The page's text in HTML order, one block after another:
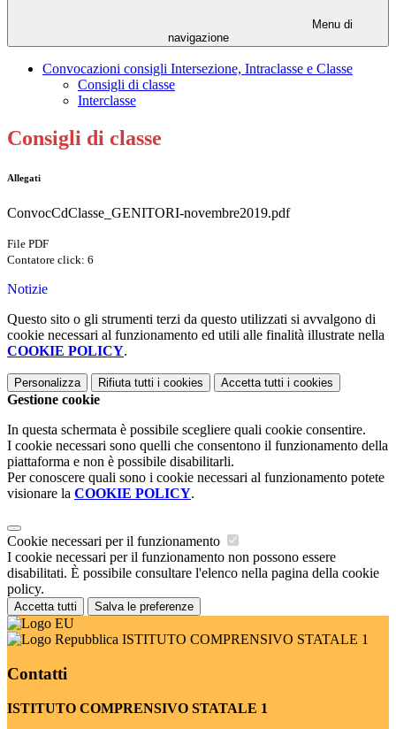
Menu di
navigazione
Convocazioni consigli Intersezione, Intraclasse e Classe
Consigli di classe
Interclasse
Consigli di classe
Allegati
ConvocCdClasse_GENITORI-novembre2019.pdf
File PDF
Contatore click: 6
Notizie
Questo sito o gli strumenti terzi da questo utilizzati si avvalgono di
cookie necessari al funzionamento ed utili alle finalità illustrate nella
COOKIE POLICY.
Personalizza Rifiuta tutti i cookies Accetta tutti i cookies
Gestione cookie
In questa schermata è possibile scegliere quali cookie consentire.
I cookie necessari sono quelli che consentono il funzionamento della
piattaforma e non è possibile disabilitarli.
Per conoscere quali sono i cookie necessari al funzionamento potete
visionare la COOKIE POLICY.
Cookie necessari per il funzionamento
I cookie necessari per il funzionamento non possono essere
disabilitati. È possibile consultare l'elenco nella pagina della cookie
policy.
Accetta tutti Salva le preferenze
ISTITUTO COMPRENSIVO STATALE 1
Contatti
ISTITUTO COMPRENSIVO STATALE 1